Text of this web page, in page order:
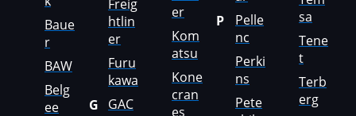
LDV
Lexus
Liebherr
Lifan
Baue
r
BAW
Belg
ee
Freig
htlin
er
Furu
kawa
G
GAC
er
Kom
atsu
Kone
cran
es
P
Pelle
nc
Perki
ns
Pete
sa
Tene
t
Terb
erg